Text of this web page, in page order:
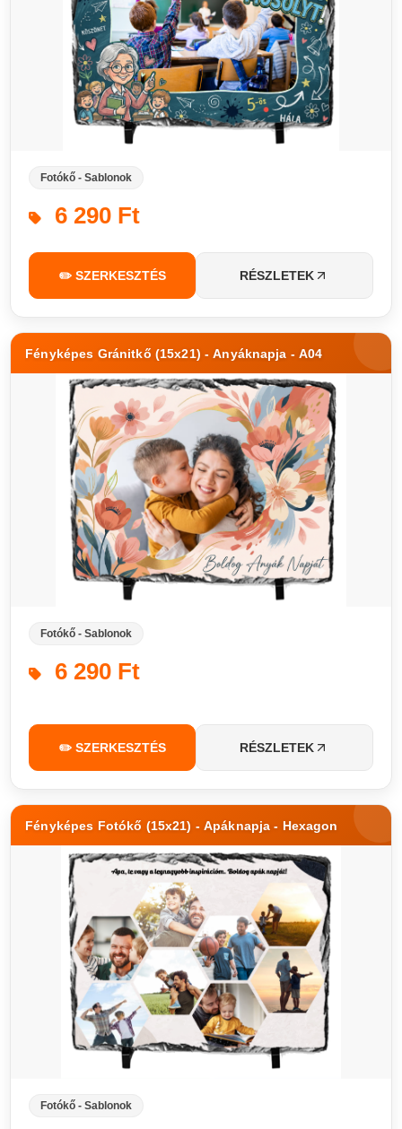
Fotókő - Sablonok
6 290 Ft
✏️ SZERKESZTÉS RÉSZLETEK
Fényképes Gránitkő (15x21) - Anyáknapja - A04
Fotókő - Sablonok
6 290 Ft
✏️ SZERKESZTÉS RÉSZLETEK
Fényképes Fotókő (15x21) - Apáknapja - Hexagon
Fotókő - Sablonok